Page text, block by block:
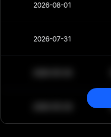
2026-08-01
2026-07-31